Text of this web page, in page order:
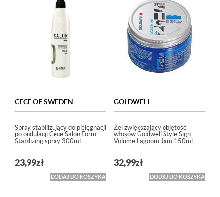
CECE OF SWEDEN
Spray stabilizujący do pielęgnacji
po ondulacji Cece Salon Form
Stabilizing spray 300ml
23,99zł
DODAJ DO KOSZYKA
GOLDWELL
Żel zwiększający objętość
włosów Goldwell Style Sign
Volume Lagoom Jam 150ml
32,99zł
DODAJ DO KOSZYKA